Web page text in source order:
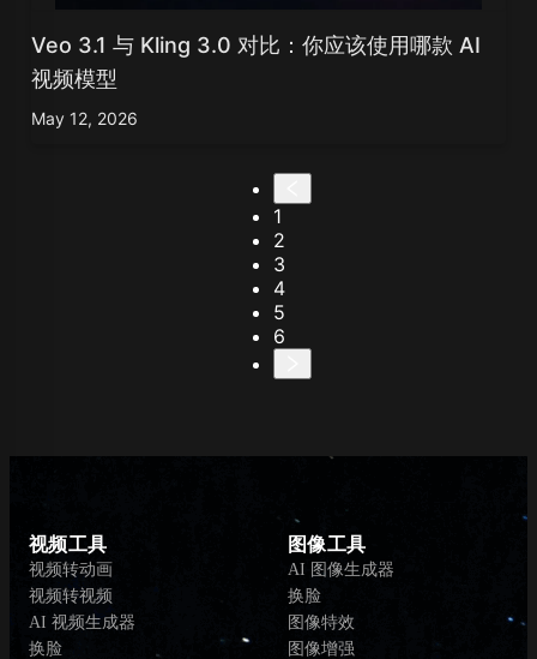
Veo 3.1 与 Kling 3.0 对比：你应该使用哪款 AI
视频模型
May 12, 2026
1
2
3
4
5
6
视频工具
视频转动画
视频转视频
AI 视频生成器
换脸
图像工具
AI 图像生成器
换脸
图像特效
图像增强